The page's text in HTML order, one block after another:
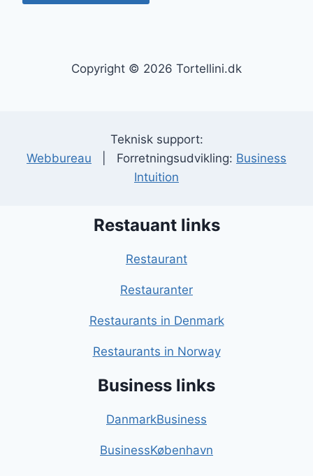
Copyright © 2026 Tortellini.dk
Teknisk support:
Webbureau | Forretningsudvikling: Business
Intuition
Restauant links
Restaurant
Restauranter
Restaurants in Denmark
Restaurants in Norway
Business links
DanmarkBusiness
BusinessKøbenhavn